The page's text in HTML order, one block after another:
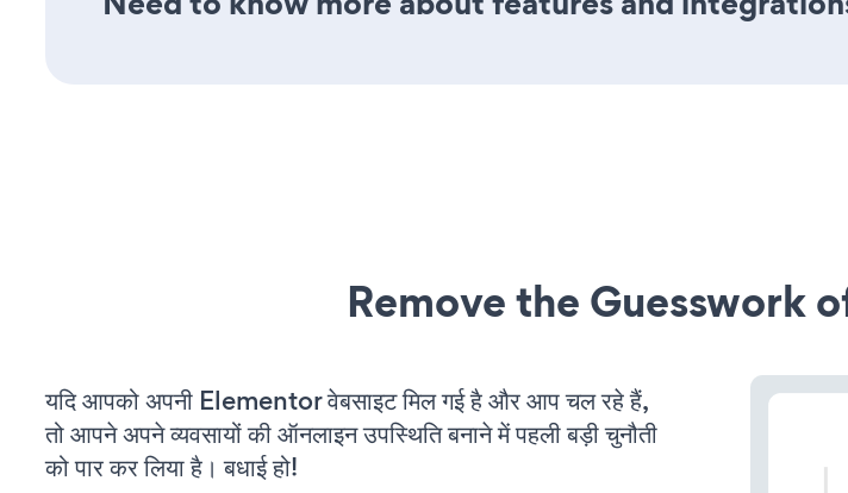
Remove the Guesswork
यदि आपको अपनी Elementor वेबसाइट मिल गई है और आप चल रहे हैं,
तो आपने अपने व्यवसायों की ऑनलाइन उपस्थिति बनाने में पहली बड़ी चुनौती
को पार कर लिया है। बधाई हो!